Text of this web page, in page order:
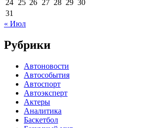
24 25 26 27 28 29 30
31
« Июл
Рубрики
Автоновости
Автособытия
Автоспорт
Автоэксперт
Актеры
Аналитика
Баскетбол